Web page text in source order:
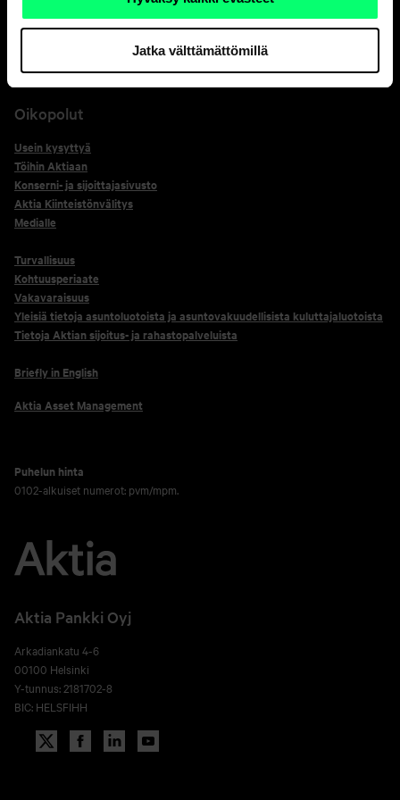
Jatka välttämättömillä
*Korttiturvallisuuspalvelun yhteydenotot kortinhaltijoille tulevat numerosta
+358 800 0 2476, soita tähän numeroon vain erikseen pyydettäessä.
Oikopolut
Usein kysyttyä
Töihin Aktiaan
Konserni- ja sijoittajasivusto
Aktia Kiinteistönvälitys
Medialle
Turvallisuus
Kohtuusperiaate
Vakavaraisuus
Yleisiä tietoja asuntoluotoista ja asuntovakuudellisista kuluttajaluotoista
Tietoja Aktian sijoitus- ja rahastopalveluista
Briefly in English
Aktia Asset Management
Puhelun hinta
0102-alkuiset numerot: pvm/mpm.
Aktia Pankki Oyj
Arkadiankatu 4-6
00100 Helsinki
Y-tunnus: 2181702-8
BIC: HELSFIHH